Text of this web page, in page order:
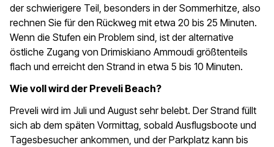
der schwierigere Teil, besonders in der Sommerhitze, also
rechnen Sie für den Rückweg mit etwa 20 bis 25 Minuten.
Wenn die Stufen ein Problem sind, ist der alternative
östliche Zugang von Drimiskiano Ammoudi größtenteils
flach und erreicht den Strand in etwa 5 bis 10 Minuten.
Wie voll wird der Preveli Beach?
Preveli wird im Juli und August sehr belebt. Der Strand füllt
sich ab dem späten Vormittag, sobald Ausflugsboote und
Tagesbesucher ankommen, und der Parkplatz kann bis